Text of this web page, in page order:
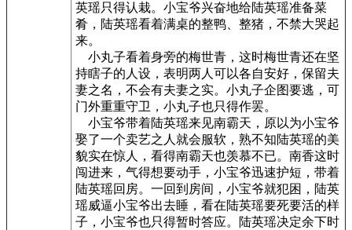
英瑶只得认栽。小宝爷兴奋地给陆英瑶准备菜
肴，陆英瑶看着满桌的整鸭、整猪，不禁大哭起
来。
小丸子看着身旁的梅世青，这时梅世青还在坚
持瞎子的人设，表明两人可以各自安好，保留夫
妻之名，不会有夫妻之实。小丸子企图要逃，可
门外重重守卫，小丸子也只得作罢。
小宝爷带着陆英瑶来见南霸天，原以为小宝爷
娶了一个卖艺之人就会服软，熟不知陆英瑶的美
貌实在惊人，看得南霸天也羡慕不已。南香这时
闯进来，气得想要动手，小宝爷迅速护短，带着
陆英瑶回房。一回到房间，小宝爷就犯困，陆英
瑶威逼小宝爷出去睡，看在陆英瑶要死要活的样
子，小宝爷也只得暂时答应。陆英瑶决定余下时